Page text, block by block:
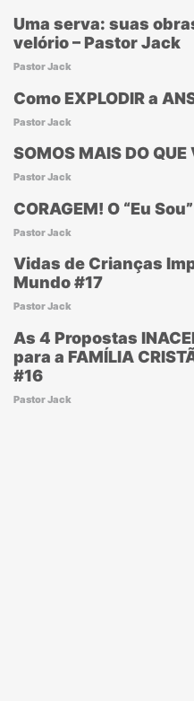
Uma serva: suas
velório – Pastor Jack
Pastor Jack
Como EXPLODIR a
Pastor Jack
SOMOS MAIS DO QUE
Pastor Jack
CORAGEM! O “Eu
Pastor Jack
Vidas de Crianças
Mundo #17
Pastor Jack
As 4 Propostas
para a FAMÍLIA
#16
Pastor Jack